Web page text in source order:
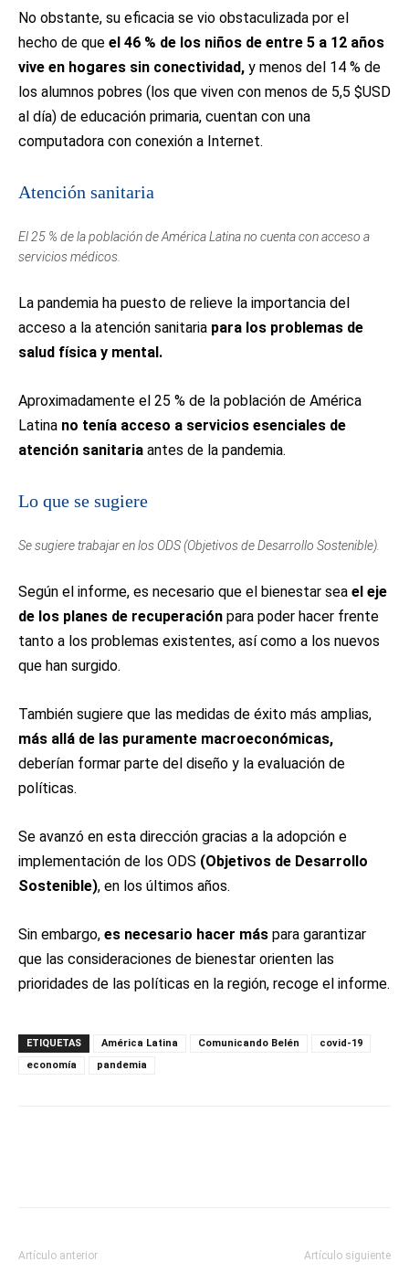
No obstante, su eficacia se vio obstaculizada por el
hecho de que el 46 % de los niños de entre 5 a 12 años
vive en hogares sin conectividad, y menos del 14 % de
los alumnos pobres (los que viven con menos de 5,5 $USD
al día) de educación primaria, cuentan con una
computadora con conexión a Internet.
Atención sanitaria
El 25 % de la población de América Latina no cuenta con acceso a
servicios médicos.
La pandemia ha puesto de relieve la importancia del
acceso a la atención sanitaria para los problemas de
salud física y mental.
Aproximadamente el 25 % de la población de América
Latina no tenía acceso a servicios esenciales de
atención sanitaria antes de la pandemia.
Lo que se sugiere
Se sugiere trabajar en los ODS (Objetivos de Desarrollo Sostenible).
Según el informe, es necesario que el bienestar sea el eje
de los planes de recuperación para poder hacer frente
tanto a los problemas existentes, así como a los nuevos
que han surgido.
También sugiere que las medidas de éxito más amplias,
más allá de las puramente macroeconómicas,
deberían formar parte del diseño y la evaluación de
políticas.
Se avanzó en esta dirección gracias a la adopción e
implementación de los ODS (Objetivos de Desarrollo
Sostenible), en los últimos años.
Sin embargo, es necesario hacer más para garantizar
que las consideraciones de bienestar orienten las
prioridades de las políticas en la región, recoge el informe.
ETIQUETAS América Latina Comunicando Belén
covid-19
economía
pandemia
Artículo anterior Artículo siguiente